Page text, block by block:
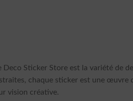
Deco Sticker Store est la variété de
chaque sticker est une œuvre
vision créative.